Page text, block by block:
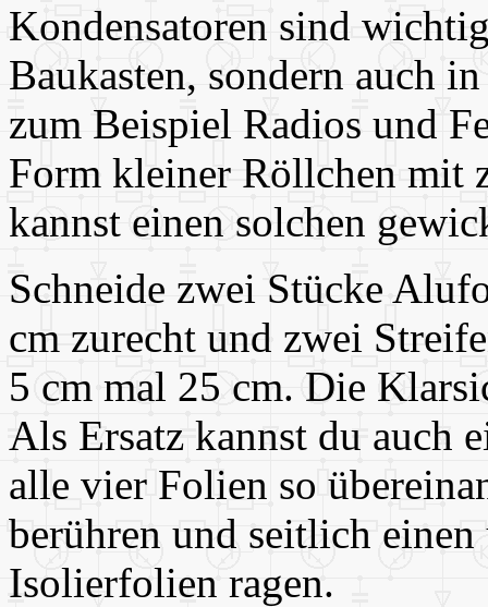
Kondensatoren sind
Baukasten, sondern auch
zum Beispiel Radios und
Form kleiner Röllchen mit
kannst einen solchen
Schneide zwei Stücke
cm zurecht und zwei
5 cm mal 25 cm. Die
Als Ersatz kannst du auch
alle vier Folien so
berühren und seitlich
Isolierfolien ragen.